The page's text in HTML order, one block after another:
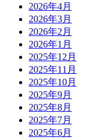
2026年4月
2026年3月
2026年2月
2026年1月
2025年12月
2025年11月
2025年10月
2025年9月
2025年8月
2025年7月
2025年6月